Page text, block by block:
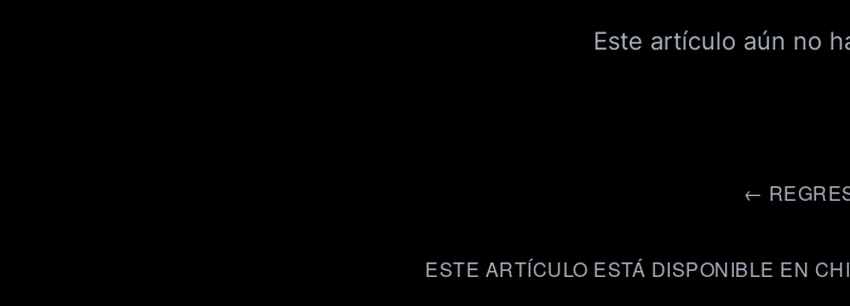
Este artículo aún no
←
ESTE ARTÍCULO ESTÁ DISPONIBLE EN